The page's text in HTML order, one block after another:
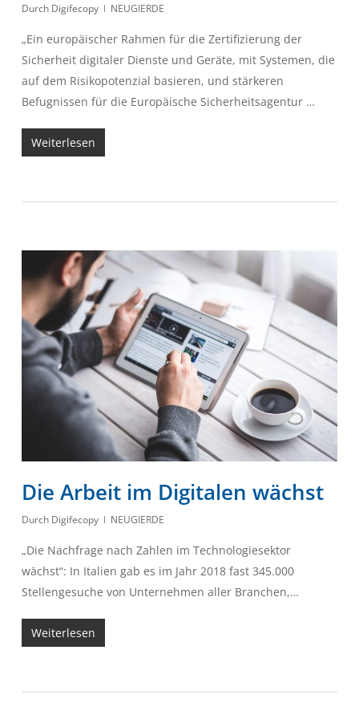
Durch Digifecopy NEUGIERDE
„Ein europäischer Rahmen für die Zertifizierung der
Sicherheit digitaler Dienste und Geräte, mit Systemen, die
auf dem Risikopotenzial basieren, und stärkeren
Befugnissen für die Europäische Sicherheitsagentur …
Weiterlesen
Die Arbeit im Digitalen wächst
Durch Digifecopy NEUGIERDE
„Die Nachfrage nach Zahlen im Technologiesektor
wächst“: In Italien gab es im Jahr 2018 fast 345.000
Stellengesuche von Unternehmen aller Branchen,…
Weiterlesen